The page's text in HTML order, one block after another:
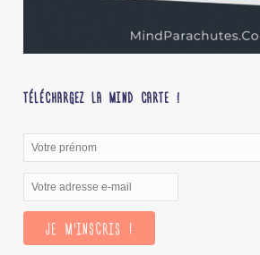
TÉLÉCHARGEZ LA MIND CARTE !